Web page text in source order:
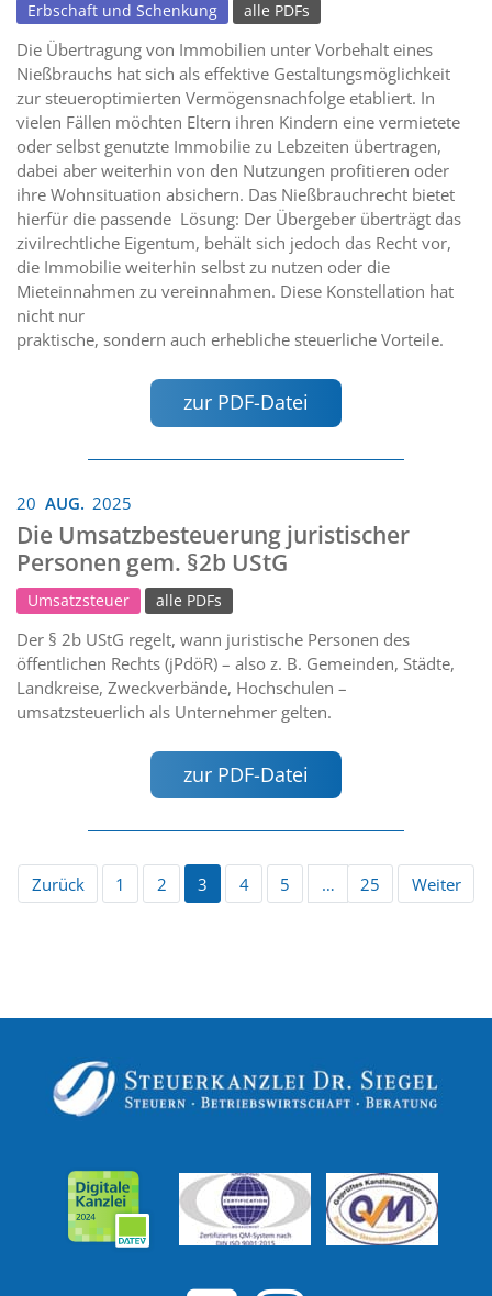
Erbschaft und Schenkung alle PDFs
Die Übertragung von Immobilien unter Vorbehalt eines
Nießbrauchs hat sich als effektive Gestaltungsmöglichkeit
zur steueroptimierten Vermögensnachfolge etabliert. In
vielen Fällen möchten Eltern ihren Kindern eine vermietete
oder selbst genutzte Immobilie zu Lebzeiten übertragen,
dabei aber weiterhin von den Nutzungen profitieren oder
ihre Wohnsituation absichern. Das Nießbrauchrecht bietet
hierfür die passende Lösung: Der Übergeber überträgt das
zivilrechtliche Eigentum, behält sich jedoch das Recht vor,
die Immobilie weiterhin selbst zu nutzen oder die
Mieteinnahmen zu vereinnahmen. Diese Konstellation hat
nicht nur
praktische, sondern auch erhebliche steuerliche Vorteile.
zur PDF-Datei
20 AUG. 2025
Die Umsatzbesteuerung juristischer
Personen gem. §2b UStG
Umsatzsteuer alle PDFs
Der § 2b UStG regelt, wann juristische Personen des
öffentlichen Rechts (jPdöR) – also z. B. Gemeinden, Städte,
Landkreise, Zweckverbände, Hochschulen –
umsatzsteuerlich als Unternehmer gelten.
zur PDF-Datei
Zurück 1 2 3 4 5 … 25 Weiter